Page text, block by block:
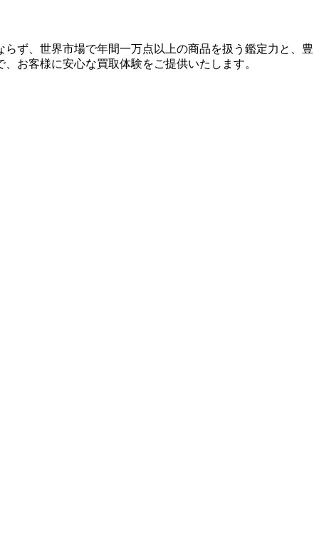
ず、世界市場で年間一万点以上の商品を扱う鑑定力と、豊
お客様に安心な買取体験をご提供いたします。